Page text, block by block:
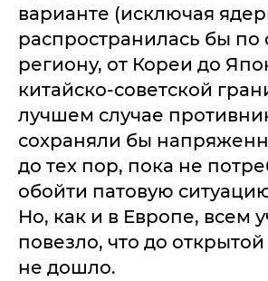
варианте (исключая
распространилась бы
региону, от Кореи до
китайско-советской
лучшем случае
сохраняли бы
до тех пор, пока не
обойти патовую
Но, как и в Европе, всем
повезло, что до
не дошло.